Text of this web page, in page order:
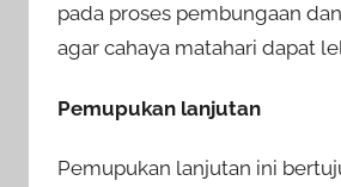
pada proses pembungaan
agar cahaya matahari dapat
Pemupukan lanjutan
Pemupukan lanjutan ini